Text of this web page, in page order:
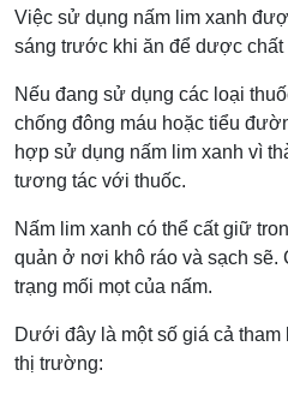
Việc sử dụng nấm lim xanh
sáng trước khi ăn để dược chất
Nếu đang sử dụng các loại
chống đông máu hoặc tiểu
hợp sử dụng nấm lim xanh vì
tương tác với thuốc.
Nấm lim xanh có thể cất giữ
quản ở nơi khô ráo và sạch sẽ.
trạng mối mọt của nấm.
Dưới đây là một số giá cả tham
thị trường: